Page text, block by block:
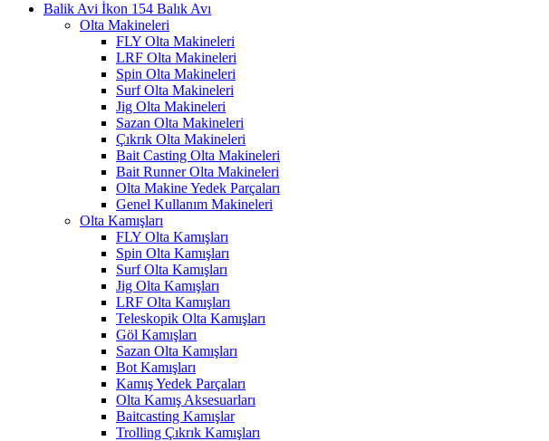
Balık Avı
Olta Makineleri
FLY Olta Makineleri
LRF Olta Makineleri
Spin Olta Makineleri
Surf Olta Makineleri
Jig Olta Makineleri
Sazan Olta Makineleri
Çıkrık Olta Makineleri
Bait Casting Olta Makineleri
Bait Runner Olta Makineleri
Olta Makine Yedek Parçaları
Genel Kullanım Makineleri
Olta Kamışları
FLY Olta Kamışları
Spin Olta Kamışları
Surf Olta Kamışları
Jig Olta Kamışları
LRF Olta Kamışları
Teleskopik Olta Kamışları
Göl Kamışları
Sazan Olta Kamışları
Bot Kamışları
Kamış Yedek Parçaları
Olta Kamış Aksesuarları
Baitcasting Kamışlar
Trolling Çıkrık Kamışları